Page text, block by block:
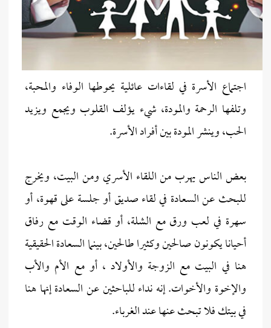
اجتماع الأسرة في لقاءات عائلية يحوطها الوفاء والمحبة،
وتلفها الرحمة والمودة، شيء يؤلف القلوب ويجمع ويزيد
الحب، وينشر المودة بين أفراد الأسرة.
بعض الناس يهرب من اللقاء الأسري ومن البيت، ويخرج
للبحث عن السعادة في لقاء صديق أو جلسة على قهوة، أو
سهرة في لعب ورق مع الشلة، أو قضاء الوقت مع رفاق
أحيانا يكونون صالحين وكثيرا طالحين، بينما السعادة الحقيقية
هنا في البيت مع الزوجة والأولاد ، أو مع الأم والأب
والإخوة والأخوات. إنه نداء للباحثين عن السعادة إنها هنا
في بيتك فلا تبحث عنها عند الغرباء.